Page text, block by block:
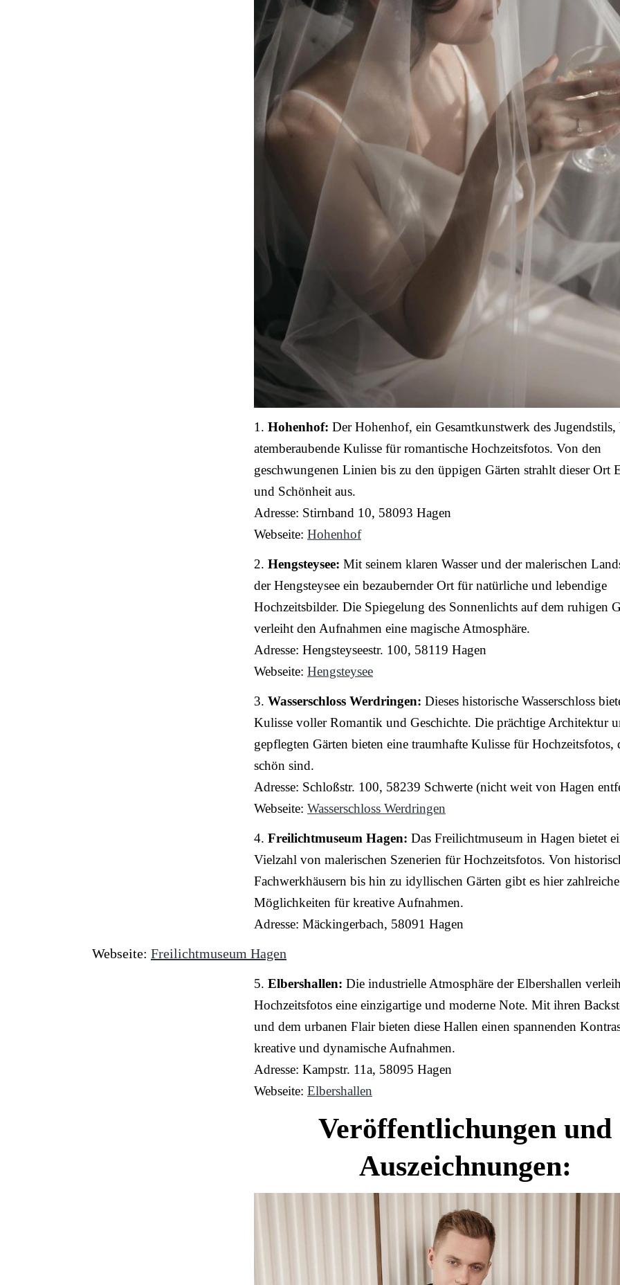
1. Hohenhof: Der Hohenhof, ein Gesamtkunstwerk des Jugendstils,
atemberaubende Kulisse für romantische Hochzeitsfotos. Von den
geschwungenen Linien bis zu den üppigen Gärten strahlt dieser Ort
und Schönheit aus.
Adresse: Stirnband 10, 58093 Hagen
Webseite: Hohenhof
2. Hengsteysee: Mit seinem klaren Wasser und der malerischen
der Hengsteysee ein bezaubernder Ort für natürliche und lebendige
Hochzeitsbilder. Die Spiegelung des Sonnenlichts auf dem ruhigen
verleiht den Aufnahmen eine magische Atmosphäre.
Adresse: Hengsteyseestr. 100, 58119 Hagen
Webseite: Hengsteysee
3. Wasserschloss Werdringen: Dieses historische Wasserschloss
Kulisse voller Romantik und Geschichte. Die prächtige Architektur
gepflegten Gärten bieten eine traumhafte Kulisse für Hochzeitsfotos,
schön sind.
Adresse: Schloßstr. 100, 58239 Schwerte (nicht weit von Hagen
Webseite: Wasserschloss Werdringen
4. Freilichtmuseum Hagen: Das Freilichtmuseum in Hagen bietet
Vielzahl von malerischen Szenerien für Hochzeitsfotos. Von
Fachwerkhäusern bis hin zu idyllischen Gärten gibt es hier zahlreiche
Möglichkeiten für kreative Aufnahmen.
Adresse: Mäckingerbach, 58091 Hagen
Webseite: Freilichtmuseum Hagen
5. Elbershallen: Die industrielle Atmosphäre der Elbershallen
Hochzeitsfotos eine einzigartige und moderne Note. Mit ihren
und dem urbanen Flair bieten diese Hallen einen spannenden
kreative und dynamische Aufnahmen.
Adresse: Kampstr. 11a, 58095 Hagen
Webseite: Elbershallen
Veröffentlichungen und
Auszeichnungen: